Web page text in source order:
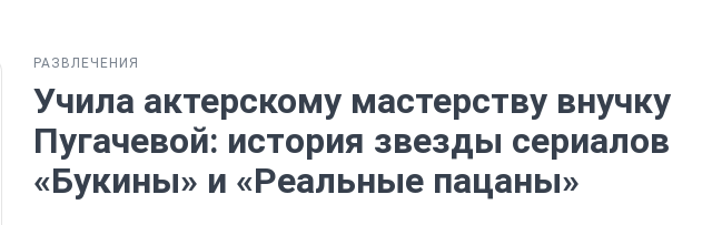
РАЗВЛЕЧЕНИЯ
Учила актерскому мастерству внучку
Пугачевой: история звезды сериалов
«Букины» и «Реальные пацаны»